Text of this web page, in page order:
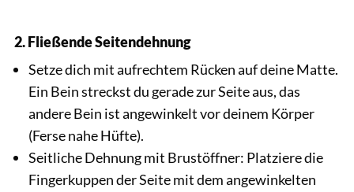
2. Fließende Seitendehnung
Setze dich mit aufrechtem Rücken auf deine Matte.
Ein Bein streckst du gerade zur Seite aus, das
andere Bein ist angewinkelt vor deinem Körper
(Ferse nahe Hüfte).
Seitliche Dehnung mit Brustöffner: Platziere die
Fingerkuppen der Seite mit dem angewinkelten